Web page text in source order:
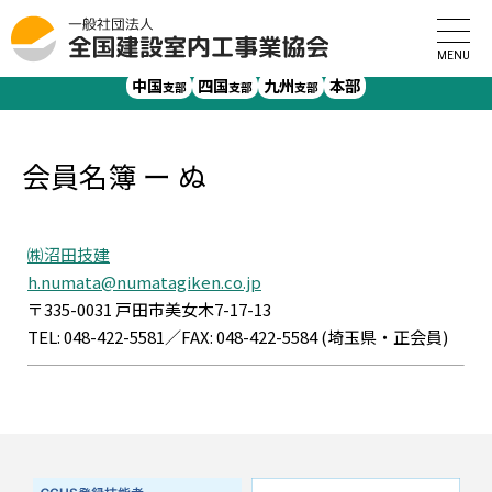
全国建設室内工事業協会
北海道支部 東北支部 北陸支部 関東支部 中部 支部
中国支部 四国支部 九州支部 本部
会員名簿 ー ぬ
㈱沼田技建
h.numata@numatagiken.co.jp
〒335-0031 戸田市美女木7-17-13
TEL: 048-422-5581／FAX: 048-422-5584 (埼玉県・正会員)